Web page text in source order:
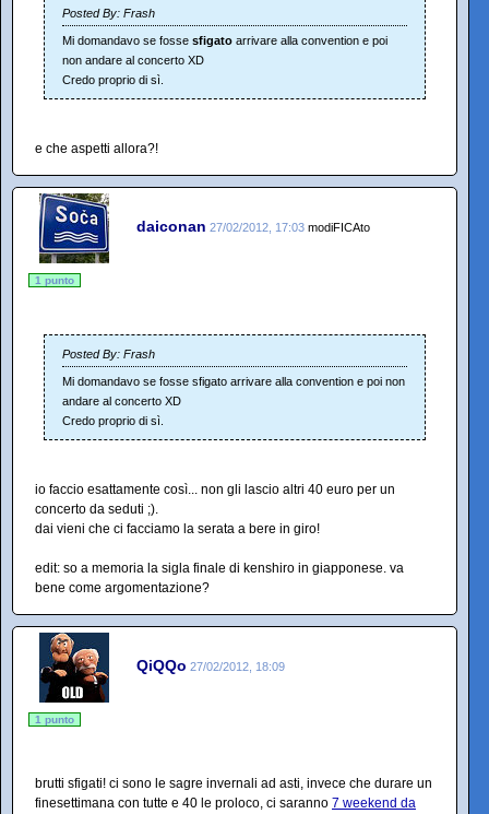
Posted By: Frash
Mi domandavo se fosse sfigato arrivare alla convention e poi
non andare al concerto XD
Credo proprio di sì.
e che aspetti allora?!
daiconan 27/02/2012, 17:03 modiFICAto
1 punto
Posted By: Frash
Mi domandavo se fosse sfigato arrivare alla convention e poi non
andare al concerto XD
Credo proprio di sì.
io faccio esattamente così... non gli lascio altri 40 euro per un
concerto da seduti ;).
dai vieni che ci facciamo la serata a bere in giro!
edit: so a memoria la sigla finale di kenshiro in giapponese. va
bene come argomentazione?
QiQQo 27/02/2012, 18:09
1 punto
brutti sfigati! ci sono le sagre invernali ad asti, invece che durare un
finesettimana con tutte e 40 le proloco, ci saranno 7 weekend da